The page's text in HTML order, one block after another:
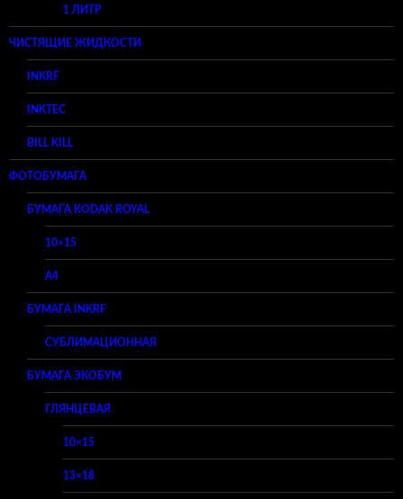
1 ЛИТР
ЧИСТЯЩИЕ ЖИДКОСТИ
INKRF
INKTEC
BILL KILL
ФОТОБУМАГА
БУМАГА KODAK ROYAL
10×15
A4
БУМАГА INKRF
СУБЛИМАЦИОННАЯ
БУМАГА ЭКОБУМ
ГЛЯНЦЕВАЯ
10×15
13×18